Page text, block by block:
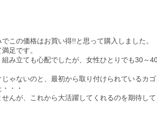
この価格はお買い得!!と思って購入しました。
足です。
み立ても心配でしたが、女性ひとりでも30～
ゃないのと、最初から取り付けられているカ
・・
んが、これから大活躍してくれるのを期待し